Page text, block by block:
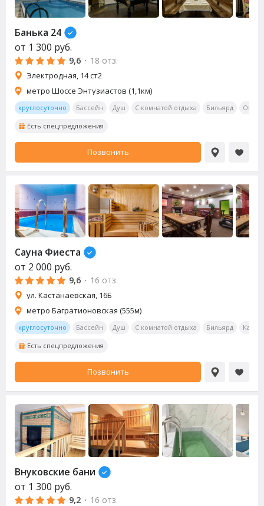
Банька 24
от 1 300 руб.
9,6 · 18 отз.
Электродная, 14 ст2
метро Шоссе Энтузиастов (1,1км)
круглосуточно Бассейн Душ С комнатой отдыха Бильярд
Есть спецпредложения
Позвонить
Сауна Фиеста
от 2 000 руб.
9,6 · 16 отз.
ул. Кастанаевская, 16Б
метро Багратионовская (555м)
круглосуточно Бассейн Душ С комнатой отдыха Бильярд
Есть спецпредложения
Позвонить
Внуковские бани
от 1 300 руб.
9,2 · 16 отз.